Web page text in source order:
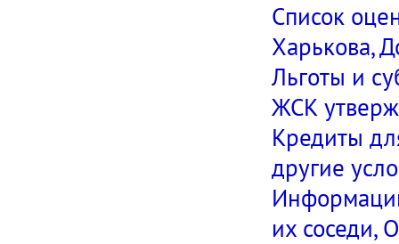
Список
Харькова,
Льготы и
ЖСК
Кредиты
другие
их